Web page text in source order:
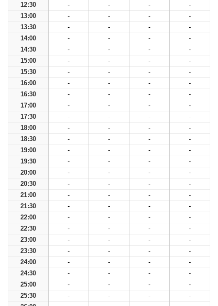
12:30
- - -
-
13:00
- - -
-
13:30
- - -
-
14:00
- - -
-
14:30
- - -
-
15:00
- - -
-
15:30
- - -
-
16:00
- - -
-
16:30
- - -
-
17:00
- - -
-
17:30
- - -
-
18:00
- - -
-
18:30
- - -
-
19:00
- - -
-
19:30
- - -
-
20:00
- - -
-
20:30
- - -
-
21:00
- - -
-
21:30
- - -
-
22:00
- - -
-
22:30
- - -
-
23:00
- - -
-
23:30
- - -
-
24:00
- - -
-
24:30
- - -
-
25:00
- - -
-
25:30
- - -
-